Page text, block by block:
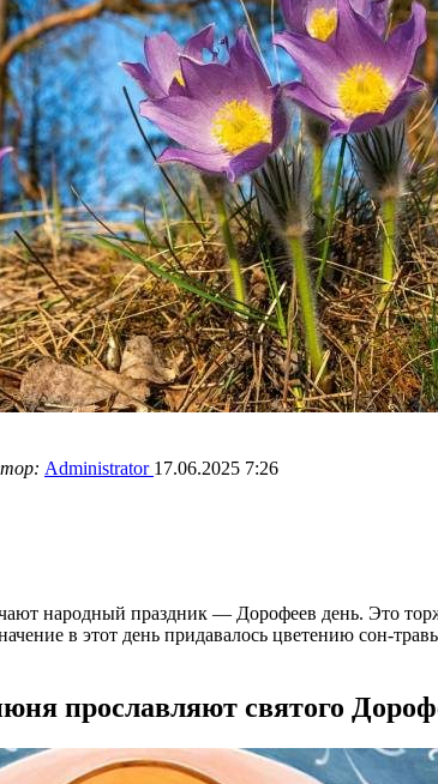
Administrator 17.06.2025 7:26
народный праздник — Дорофеев день. Это
в этот день придавалось цветению сон-
прославляют святого